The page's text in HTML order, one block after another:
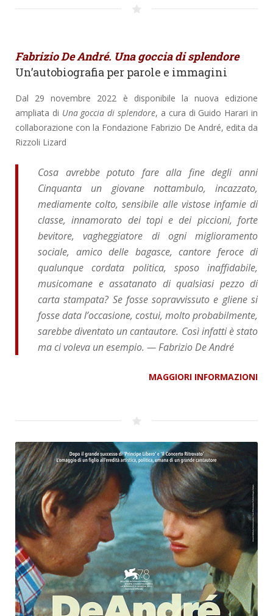
Fabrizio De André. Una goccia di splendore
Un’autobiografia per parole e immagini
Dal 29 novembre 2022 è disponibile la nuova edizione
ampliata di Una goccia di splendore, a cura di Guido Harari in
collaborazione con la Fondazione Fabrizio De André, edita da
Rizzoli Lizard
Cosa avrebbe potuto fare alla fine degli anni
Cinquanta un giovane nottambulo, incazzato,
mediamente colto, sensibile alle vistose infamie di
classe, innamorato dei topi e dei piccioni, forte
bevitore, vagheggiatore di ogni miglioramento
sociale, amico delle bagasce, cantore feroce di
qualunque cordata politica, sposo inaffidabile,
musicomane e assatanato di qualsiasi pezzo di
carta stampata? Se fosse sopravvissuto e gliene si
fosse data l’occasione, costui, molto probabilmente,
sarebbe diventato un cantautore. Così infatti è stato
ma ci voleva un esempio. — Fabrizio De André
MAGGIORI INFORMAZIONI